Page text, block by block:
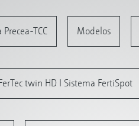
TCC Modelos
twin HD I Sistema FertiSpot